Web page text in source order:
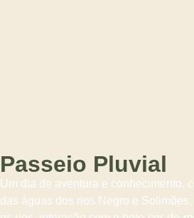
Passeio Pluvial
Um dia de aventura e conhecimento,
das águas dos rios Negro e